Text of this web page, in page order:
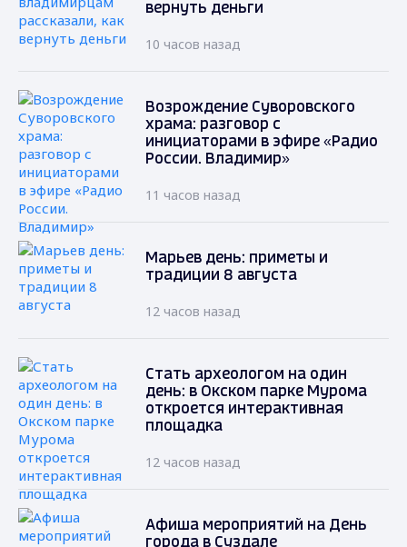
вернуть деньги
10 часов назад
Возрождение Суворовского
храма: разговор с
инициаторами в эфире «Радио
России. Владимир»
11 часов назад
Марьев день: приметы и
традиции 8 августа
12 часов назад
Стать археологом на один
день: в Окском парке Мурома
откроется интерактивная
площадка
12 часов назад
Афиша мероприятий на День
города в Суздале